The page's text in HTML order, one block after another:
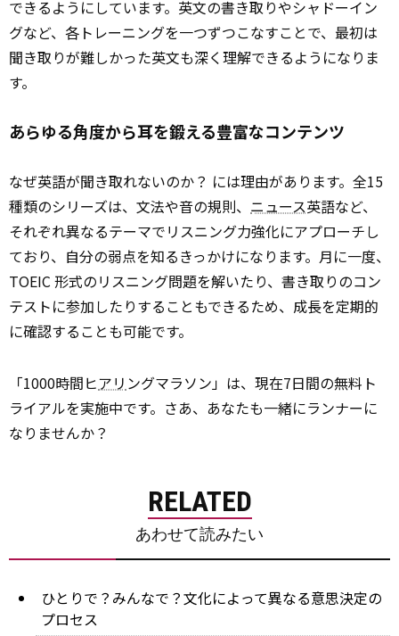
できるようにしています。英文の書き取りやシャドーイン
グなど、各トレーニングを一つずつこなすことで、最初は
聞き取りが難しかった英文も深く理解できるようになりま
す。
あらゆる角度から耳を鍛える豊富なコンテンツ
なぜ英語が聞き取れないのか？ には理由があります。全15
種類のシリーズは、文法や音の規則、 ニュース英語など、
それぞれ異なるテーマでリスニング力強化にアプローチし
ており、自分の弱点を知るきっかけになります。月に一度、
TOEIC 形式のリスニング問題を解いたり、書き取りのコン
テストに参加したりすることもできるため、成長を定期的
に確認することも可能です。
「1000時間ヒアリ ングマラソン」は、現在7日間の無料ト
ライアルを実施中です。さあ、あなたも一緒にランナーに
なりませんか？
RELATED
あわせて読みたい
ひとりで？みんなで？文化によって異なる意思決定の
プロセス